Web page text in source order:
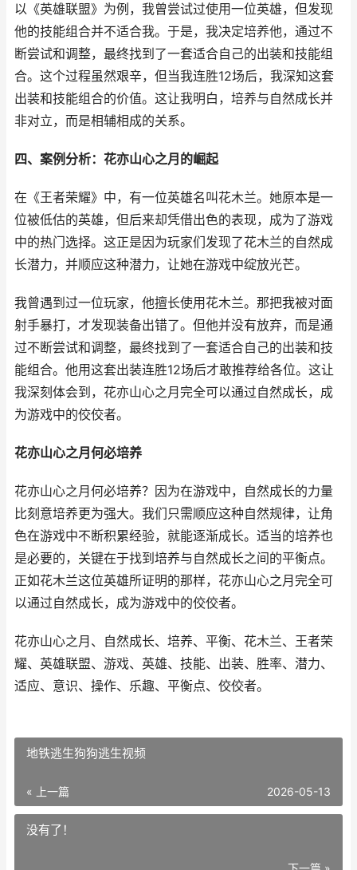
以《英雄联盟》为例，我曾尝试过使用一位英雄，但发现
他的技能组合并不适合我。于是，我决定培养他，通过不
断尝试和调整，最终找到了一套适合自己的出装和技能组
合。这个过程虽然艰辛，但当我连胜12场后，我深知这套
出装和技能组合的价值。这让我明白，培养与自然成长并
非对立，而是相辅相成的关系。
四、案例分析：花亦山心之月的崛起
在《王者荣耀》中，有一位英雄名叫花木兰。她原本是一
位被低估的英雄，但后来却凭借出色的表现，成为了游戏
中的热门选择。这正是因为玩家们发现了花木兰的自然成
长潜力，并顺应这种潜力，让她在游戏中绽放光芒。
我曾遇到过一位玩家，他擅长使用花木兰。那把我被对面
射手暴打，才发现装备出错了。但他并没有放弃，而是通
过不断尝试和调整，最终找到了一套适合自己的出装和技
能组合。他用这套出装连胜12场后才敢推荐给各位。这让
我深刻体会到，花亦山心之月完全可以通过自然成长，成
为游戏中的佼佼者。
花亦山心之月何必培养
花亦山心之月何必培养？因为在游戏中，自然成长的力量
比刻意培养更为强大。我们只需顺应这种自然规律，让角
色在游戏中不断积累经验，就能逐渐成长。适当的培养也
是必要的，关键在于找到培养与自然成长之间的平衡点。
正如花木兰这位英雄所证明的那样，花亦山心之月完全可
以通过自然成长，成为游戏中的佼佼者。
花亦山心之月、自然成长、培养、平衡、花木兰、王者荣
耀、英雄联盟、游戏、英雄、技能、出装、胜率、潜力、
适应、意识、操作、乐趣、平衡点、佼佼者。
地铁逃生狗狗逃生视频
« 上一篇 2026-05-13
没有了！